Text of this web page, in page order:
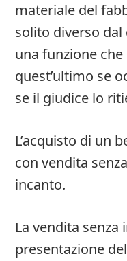
materiale del
solito diverso
una funzione
quest’ultimo se
se il giudice lo
L’acquisto di un
con vendita
incanto.
La vendita senza
presentazione